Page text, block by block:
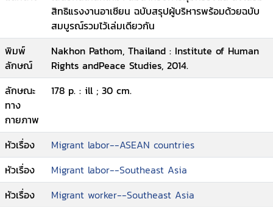
สิทธิแรงงานอาเซียน ฉบับสรุปผู้บริหารพร้อมด้วยฉบับ
สมบูรณ์รวมไว้เล่มเดียวกัน
พิมพ์
ลักษณ์
Nakhon Pathom, Thailand : Institute of Human
Rights andPeace Studies, 2014.
ลักษณะ
ทาง
กายภาพ
178 p. : ill ; 30 cm.
หัวเรื่อง
Migrant labor--ASEAN countries
หัวเรื่อง
Migrant labor--Southeast Asia
หัวเรื่อง
Migrant worker--Southeast Asia